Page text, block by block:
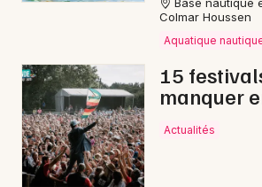
Sorties & loisirs
Marchés dans le Doubs
Marchés en Franche-Comté
Colmar Houssen
Aquatique
15
manquer
Actualités